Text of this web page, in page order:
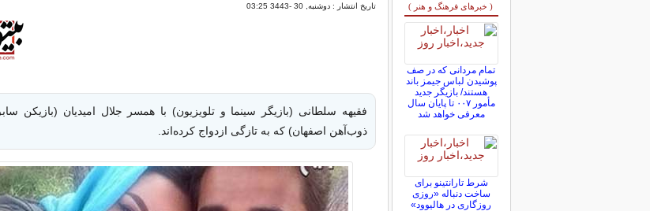
تاریخ انتشار : دوشنبه, 30 -3443 03:25
فقیهه سلطانی (بازیگر سینما و تلویزیون) با همسر جلال امیدیان (بازیكن
ذوب‌آهن اصفهان) كه به تازگی ازدواج كرده‌اند.
( خبرهای فرهنگ و هنر )
تمام مردانی که در صف
پوشیدن لباس جیمز باند
هستند/ بازیگر جدید
مأمور ۰۰۷ تا پایان سال
معرفی خواهد شد
شرط تارانتینو برای
ساخت دنباله «روزی
روزگاری در هالیوود»